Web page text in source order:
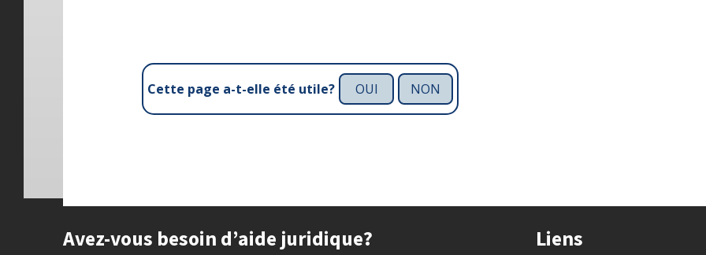
Cette page a-t-elle été utile? OUI NON
Site footer
Avez-vous besoin d’aide juridique? Liens